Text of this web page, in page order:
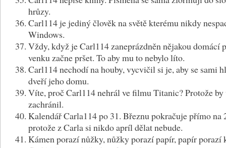
hrůzy.
Carl114 je jediný člověk na světě kterému nikdy
Windows.
Vždy, když je Carl114 zaneprázdněn nějakou domácí
venku začne pršet. To aby mu to nebylo líto.
Carl114 nechodí na houby, vycvičil si je, aby se sami
dveří jeho domu.
Víte, proč Carl114 nehrál ve filmu Titanic? Protože by
zachránil.
Kalendář Carla114 po 31. Březnu pokračuje přímo na
protože z Carla si nikdo apríl dělat nebude.
Kámen porazí nůžky, nůžky porazí papír, papír porazí